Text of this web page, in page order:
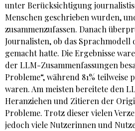
unter Berücksichtigung
Menschen geschrieben wurden,
zusammenzufassen. Danach
Journalisten, ob das Sprachmodell
gemacht hatte. Die Ergebnisse
der LLM-Zusammenfassungen
Probleme“, während 81% teilweise
waren. Am meisten bereitete den
Heranziehen und Zitieren der
Probleme. Trotz dieser vielen
jedoch viele Nutzerinnen und